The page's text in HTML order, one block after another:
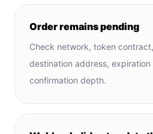
Order remains pending
Check network, token
destination address, expiration
confirmation depth.